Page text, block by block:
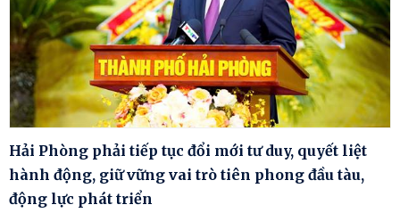
Hải Phòng phải tiếp tục đổi mới tư duy, quyết liệt
hành động, giữ vững vai trò tiên phong đầu tàu,
động lực phát triển